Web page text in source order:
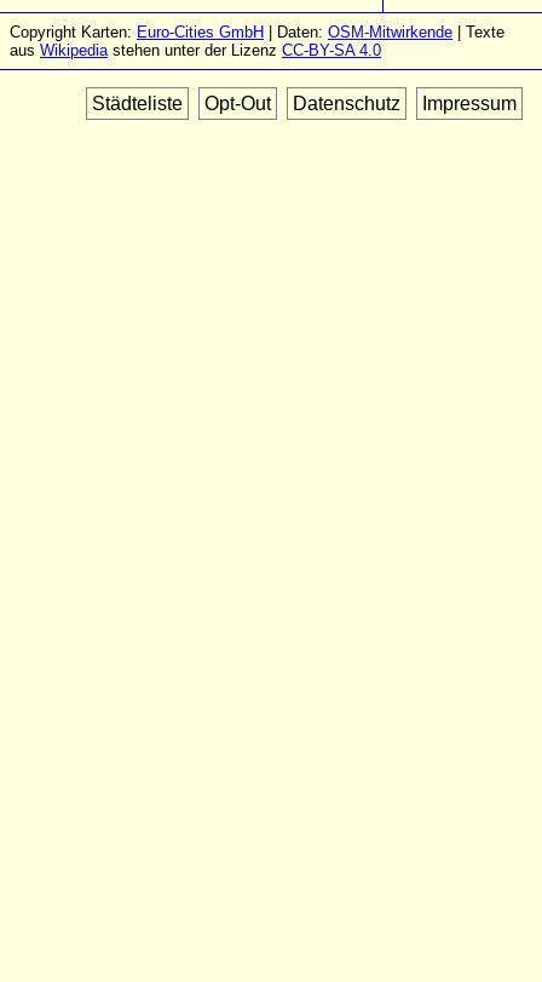
Copyright Karten: Euro-Cities GmbH | Daten: OSM-Mitwirkende | Texte
aus Wikipediastehen unter der Lizenz CC-BY-SA 4.0
Städteliste Opt-Out Datenschutz Impressum